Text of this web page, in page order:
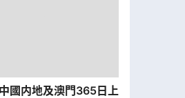
國内地及澳門365日上